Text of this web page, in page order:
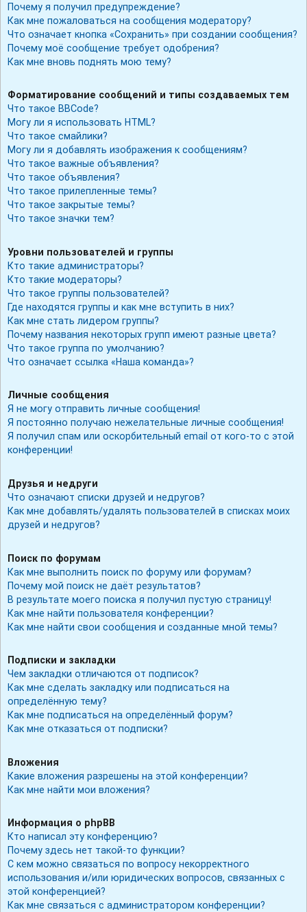
Почему я получил предупреждение?
Как мне пожаловаться на сообщения модератору?
Что означает кнопка «Сохранить» при создании сообщения?
Почему моё сообщение требует одобрения?
Как мне вновь поднять мою тему?
Форматирование сообщений и типы создаваемых тем
Что такое BBCode?
Могу ли я использовать HTML?
Что такое смайлики?
Могу ли я добавлять изображения к сообщениям?
Что такое важные объявления?
Что такое объявления?
Что такое прилепленные темы?
Что такое закрытые темы?
Что такое значки тем?
Уровни пользователей и группы
Кто такие администраторы?
Кто такие модераторы?
Что такое группы пользователей?
Где находятся группы и как мне вступить в них?
Как мне стать лидером группы?
Почему названия некоторых групп имеют разные цвета?
Что такое группа по умолчанию?
Что означает ссылка «Наша команда»?
Личные сообщения
Я не могу отправить личные сообщения!
Я постоянно получаю нежелательные личные сообщения!
Я получил спам или оскорбительный email от кого-то с этой
конференции!
Друзья и недруги
Что означают списки друзей и недругов?
Как мне добавлять/удалять пользователей в списках моих
друзей и недругов?
Поиск по форумам
Как мне выполнить поиск по форуму или форумам?
Почему мой поиск не даёт результатов?
В результате моего поиска я получил пустую страницу!
Как мне найти пользователя конференции?
Как мне найти свои сообщения и созданные мной темы?
Подписки и закладки
Чем закладки отличаются от подписок?
Как мне сделать закладку или подписаться на
определённую тему?
Как мне подписаться на определённый форум?
Как мне отказаться от подписки?
Вложения
Какие вложения разрешены на этой конференции?
Как мне найти мои вложения?
Информация о phpBB
Кто написал эту конференцию?
Почему здесь нет такой-то функции?
С кем можно связаться по вопросу некорректного
использования и/или юридических вопросов, связанных с
этой конференцией?
Как мне связаться с администратором конференции?